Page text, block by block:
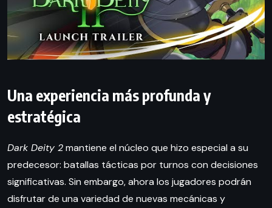
Una experiencia más profunda y
estratégica
Dark Deity 2mantiene el núcleo que hizo especial a su
predecesor: batallas tácticas por turnos con decisiones
significativas. Sin embargo, ahora los jugadores podrán
disfrutar de una variedad de nuevas mecánicas y